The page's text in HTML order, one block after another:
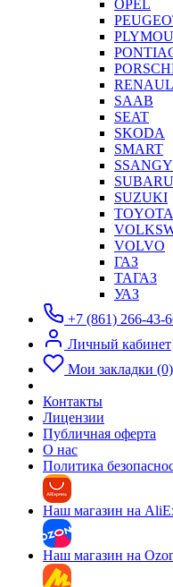
OPEL
SAAB
SEAT
SKODA
SMART
SUBARU
SUZUKI
TOYOTA
VOLVO
ГАЗ
ТАГАЗ
УАЗ
+7 (861) 266-43-
Личный кабинет
Мои закладки (0)
Контакты
Лицензии
Публичная оферта
О нас
Политика
Наш магазин на
Наш магазин на